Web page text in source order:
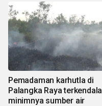
Pemadaman karhutla di
Palangka Raya terkendala
minimnya sumber air